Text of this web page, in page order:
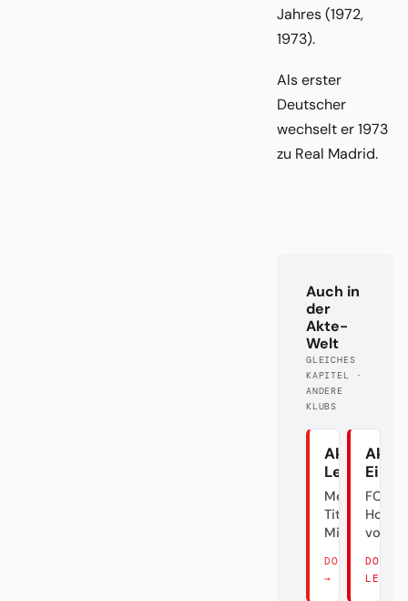
Jahres (1972,
1973).
Als erster
Deutscher
wechselt er 1973
zu Real Madrid.
Auch in
der
Akte-
Welt
GLEICHES
KAPITEL ·
ANDERE
KLUBS
Akte
Meister.
Titel? Äh...
Mist.
DORT LESEN
→
Akte
FC
vom
DORT
LESEN